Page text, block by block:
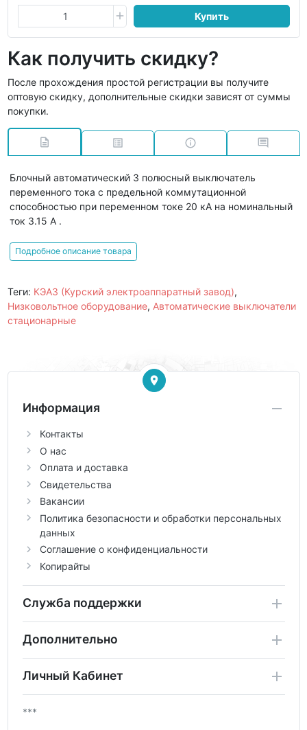
Купить
Как получить скидку?
После прохождения простой регистрации вы получите
оптовую скидку, дополнительные скидки зависят от суммы
покупки.
Блочный автоматический 3 полюсный выключатель
переменного тока с предельной коммутационной
способностью при переменном токе 20 кА на номинальный
ток 3.15 А .
Подробное описание товара
Теги: КЭАЗ (Курский электроаппаратный завод),
Низковольтное оборудование, Автоматические выключатели
стационарные
Информация
Контакты
О нас
Оплата и доставка
Свидетельства
Вакансии
Политика безопасности и обработки персональных
данных
Соглашение о конфиденциальности
Копирайты
Служба поддержки
Дополнительно
Личный Кабинет
***